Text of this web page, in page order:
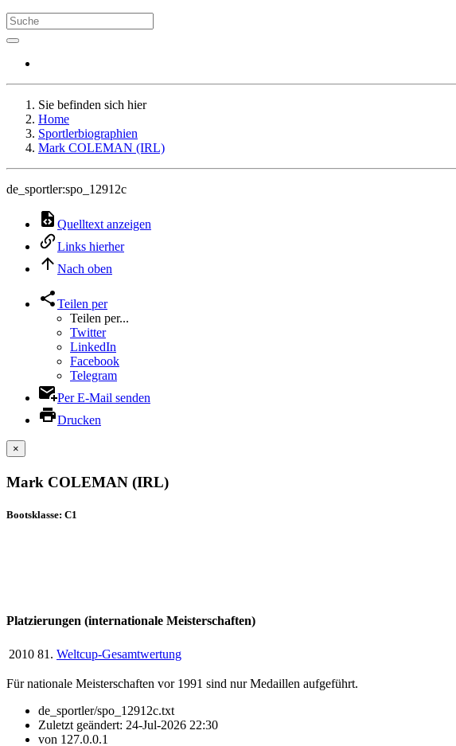
Sie befinden sich hier
Home
Sportlerbiographien
Mark COLEMAN (IRL)
de_sportler:spo_12912c
Quelltext anzeigen
Links hierher
Nach oben
Teilen per
Teilen per...
Twitter
LinkedIn
Facebook
Telegram
Per E-Mail senden
Drucken
×
Mark COLEMAN (IRL)
Bootsklasse: C1
Platzierungen (internationale Meisterschaften)
2010 81. Weltcup-Gesamtwertung
Für nationale Meisterschaften vor 1991 sind nur Medaillen aufgeführt.
de_sportler/spo_12912c.txt
Zuletzt geändert: 24-Jul-2026 22:30
von 127.0.0.1